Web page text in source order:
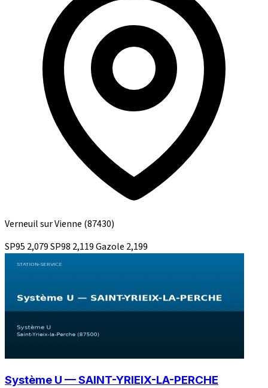
Verneuil sur Vienne (87430)
SP95 2,079SP98 2,119Gazole 2,199
Système U — SAINT-YRIEIX-LA-PERCHE